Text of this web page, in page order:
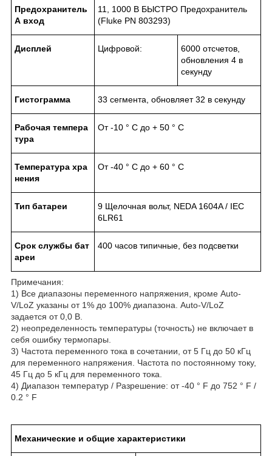
Предохранитель
A вход
11, 1000 В БЫСТРО Предохранитель
(Fluke PN 803293)
Дисплей Цифровой:
6000 отсчетов,
обновления 4 в
секунду
Гистограмма 33 сегмента, обновляет 32 в секунду
Рабочая темпера
тура
От -10 ° C до + 50 ° С
Температура хра
нения
От -40 ° C до + 60 ° С
Тип батареи
9 Щелочная вольт, NEDA 1604A / IEC
6LR61
Срок службы бат
ареи
400 часов типичные, без подсветки
Примечания:
1) Все диапазоны переменного напряжения, кроме Auto-
V/LoZ указаны от 1% до 100% диапазона. Auto-V/LoZ
задается от 0,0 В.
2) неопределенность температуры (точность) не включает в
себя ошибку термопары.
3) Частота переменного тока в сочетании, от 5 Гц до 50 кГц
для переменного напряжения. Частота по постоянному току,
45 Гц до 5 кГц для переменного тока.
4) Диапазон температур / Разрешение: от -40 ° F до 752 ° F /
0.2 ° F
Механические и общие характеристики